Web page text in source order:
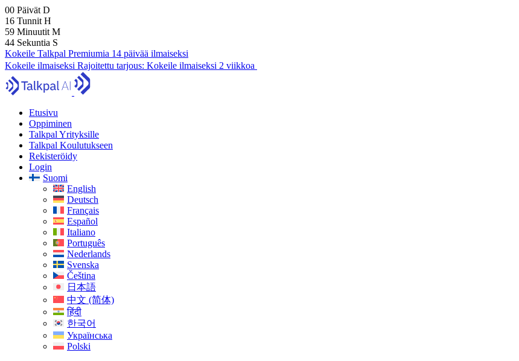
00 Päivät D
16 Tunnit H
59 Minuutit M
43 Sekuntia S
Kokeile Talkpal Premiumia 14 päivää ilmaiseksi
Kokeile ilmaiseksi Rajoitettu tarjous: Kokeile ilmaiseksi 2 viikkoa
Etusivu
Oppiminen
Talkpal Yrityksille
Talkpal Koulutukseen
Rekisteröidy
Login
Suomi
English
Deutsch
Français
Español
Italiano
Português
Nederlands
Svenska
Čeština
日本語
中文 (简体)
हिंदी
한국어
Українська
Polski